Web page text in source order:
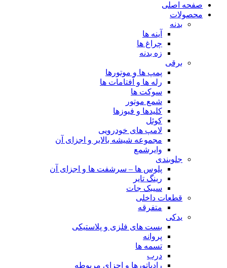
صفحه اصلی
محصولات
بدنه
آینه ها
چراغ ها
زه بدنه
برقی
پمپ ها و موتورها
رله ها و آفتامات ها
سوکت ها
شمع موتور
کلیدها و فیوزها
کوئل
لامپ های خودرویی
مجموعه شیشه بالابر و اجزای آن
وایرشمع
جلوبندی
پلوس ها – سرشفت ها و اجزای آن
رینگ تایر
سیبک جات
قطعات داخلی
متفرقه
یدکی
بست های فلزی و پلاستیکی
پروانه
تسمه ها
درب
رادیاتورها و اجزای مربوطه